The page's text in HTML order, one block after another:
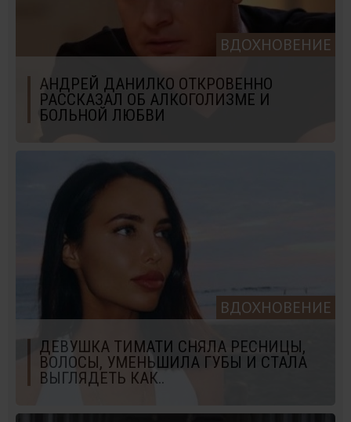
ВДОХНОВЕНИЕ
АНДРЕЙ ДАНИЛКО ОТКРОВЕННО
РАССКАЗАЛ ОБ АЛКОГОЛИЗМЕ И
БОЛЬНОЙ ЛЮБВИ
ВДОХНОВЕНИЕ
ДЕВУШКА ТИМАТИ СНЯЛА РЕСНИЦЫ,
ВОЛОСЫ, УМЕНЬШИЛА ГУБЫ И СТАЛА
ВЫГЛЯДЕТЬ КАК..